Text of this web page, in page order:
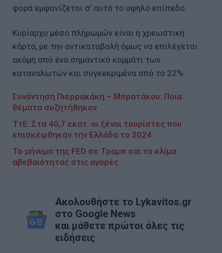
φορά εμφανίζεται σ’ αυτό το υψηλό επίπεδο.
Κυρίαρχο μέσο πληρωμών είναι η χρεωστική
κάρτα, με την αντικαταβολή όμως να επιλέγεται
ακόμη από ένα σημαντικό κομμάτι των
καταναλωτών και συγκεκριμένα από το 22%.
Συνάντηση Πιερρακάκη – Μπρατάκου: Ποια
θέματα συζητήθηκαν
ΤτΕ: Στα 40,7 εκατ. οι ξένοι τουρίστες που
επισκέφθηκαν την Ελλάδα το 2024
Το μήνυμα της FED σε Τραμπ και το κλίμα
αβεβαιότητας στις αγορές
Ακολουθήστε το Lykavitos.gr
στο Google News
και μάθετε πρώτοι όλες τις
ειδήσεις